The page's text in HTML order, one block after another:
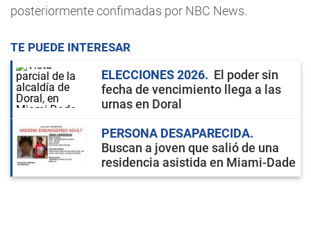
posteriormente confimadas por NBC News.
TE PUEDE INTERESAR
ELECCIONES 2026
El poder sin
fecha de vencimiento llega a las
urnas en Doral
PERSONA DESAPARECIDA
Buscan a joven que salió de una
residencia asistida en Miami-Dade